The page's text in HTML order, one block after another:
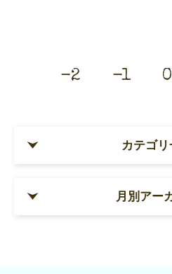
-2 -1 0
カテゴ
月別アー